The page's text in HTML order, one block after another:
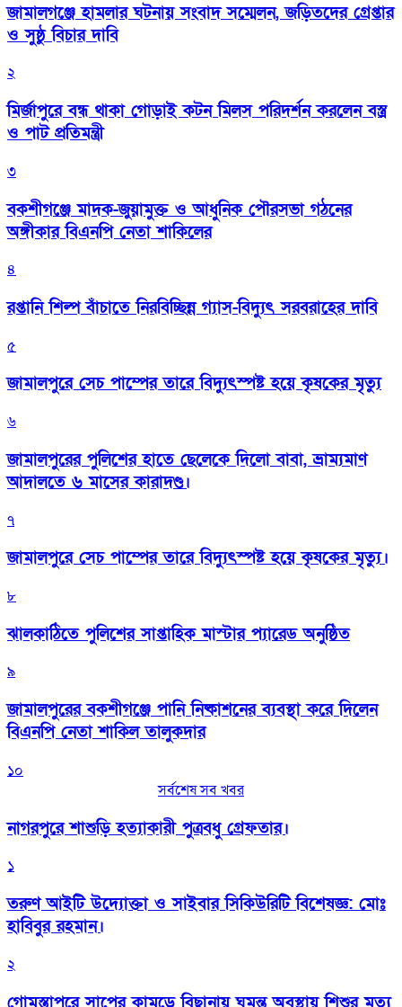
জামালগঞ্জে হামলার ঘটনায় সংবাদ সম্মেলন, জড়িতদের গ্রেপ্তার
ও সুষ্ঠু বিচার দাবি
২
মির্জাপুরে বন্ধ থাকা গোড়াই কটন মিলস পরিদর্শন করলেন বস্ত্র
ও পাট প্রতিমন্ত্রী
৩
বকশীগঞ্জে মাদক-জুয়ামুক্ত ও আধুনিক পৌরসভা গঠনের
অঙ্গীকার বিএনপি নেতা শাকিলের
৪
রপ্তানি শিল্প বাঁচাতে নিরবিচ্ছিন্ন গ্যাস-বিদ্যুৎ সরবরাহের দাবি
৫
জামালপুরে সেচ পাম্পের তারে বিদ্যুৎস্পষ্ট হয়ে কৃষকের মৃত্যু
৬
জামালপুরের পুলিশের হাতে ছেলেকে দিলো বাবা, ভ্রাম্যমাণ
আদালতে ৬ মাসের কারাদণ্ড।
৭
জামালপুরে সেচ পাম্পের তারে বিদ্যুৎস্পষ্ট হয়ে কৃষকের মৃত্যু।
৮
‎ঝালকাঠিতে পুলিশের সাপ্তাহিক মাস্টার প্যারেড অনুষ্ঠিত
৯
জামালপুরের বকশীগঞ্জে পানি নিষ্কাশনের ব্যবস্থা করে দিলেন
বিএনপি নেতা শাকিল তালুকদার
১০
সর্বশেষ সব খবর
নাগরপুরে শাশুড়ি হত্যাকারী পুত্রবধু গ্রেফতার।
১
তরুণ আইটি উদ্যোক্তা ও সাইবার সিকিউরিটি বিশেষজ্ঞ: মোঃ
হাবিবুর রহমান।
২
গোমস্তাপুরে সাপের কামড়ে বিছানায় ঘুমন্ত অবস্থায় শিশুর মৃত্যু